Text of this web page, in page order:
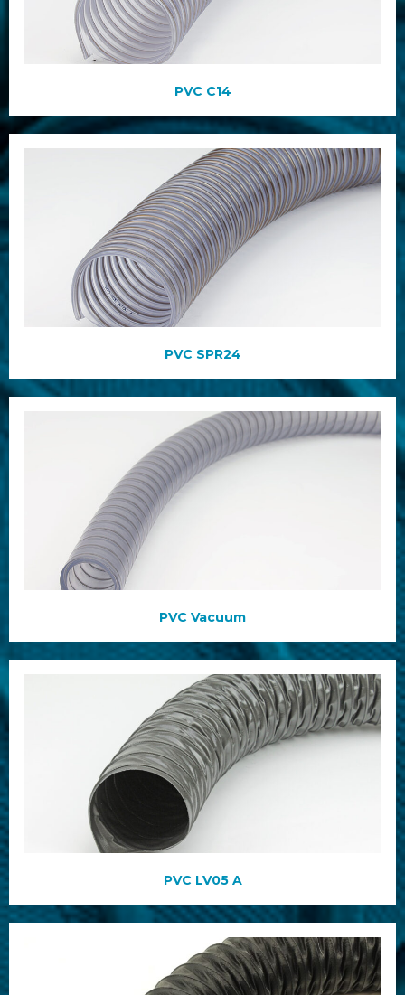
PVC C14
PVC SPR24
PVC Vacuum
PVC LV05 A